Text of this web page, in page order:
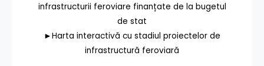
infrastructurii feroviare finanțate de la bugetul
de stat
►Harta interactivă cu stadiul proiectelor de
infrastructură feroviară